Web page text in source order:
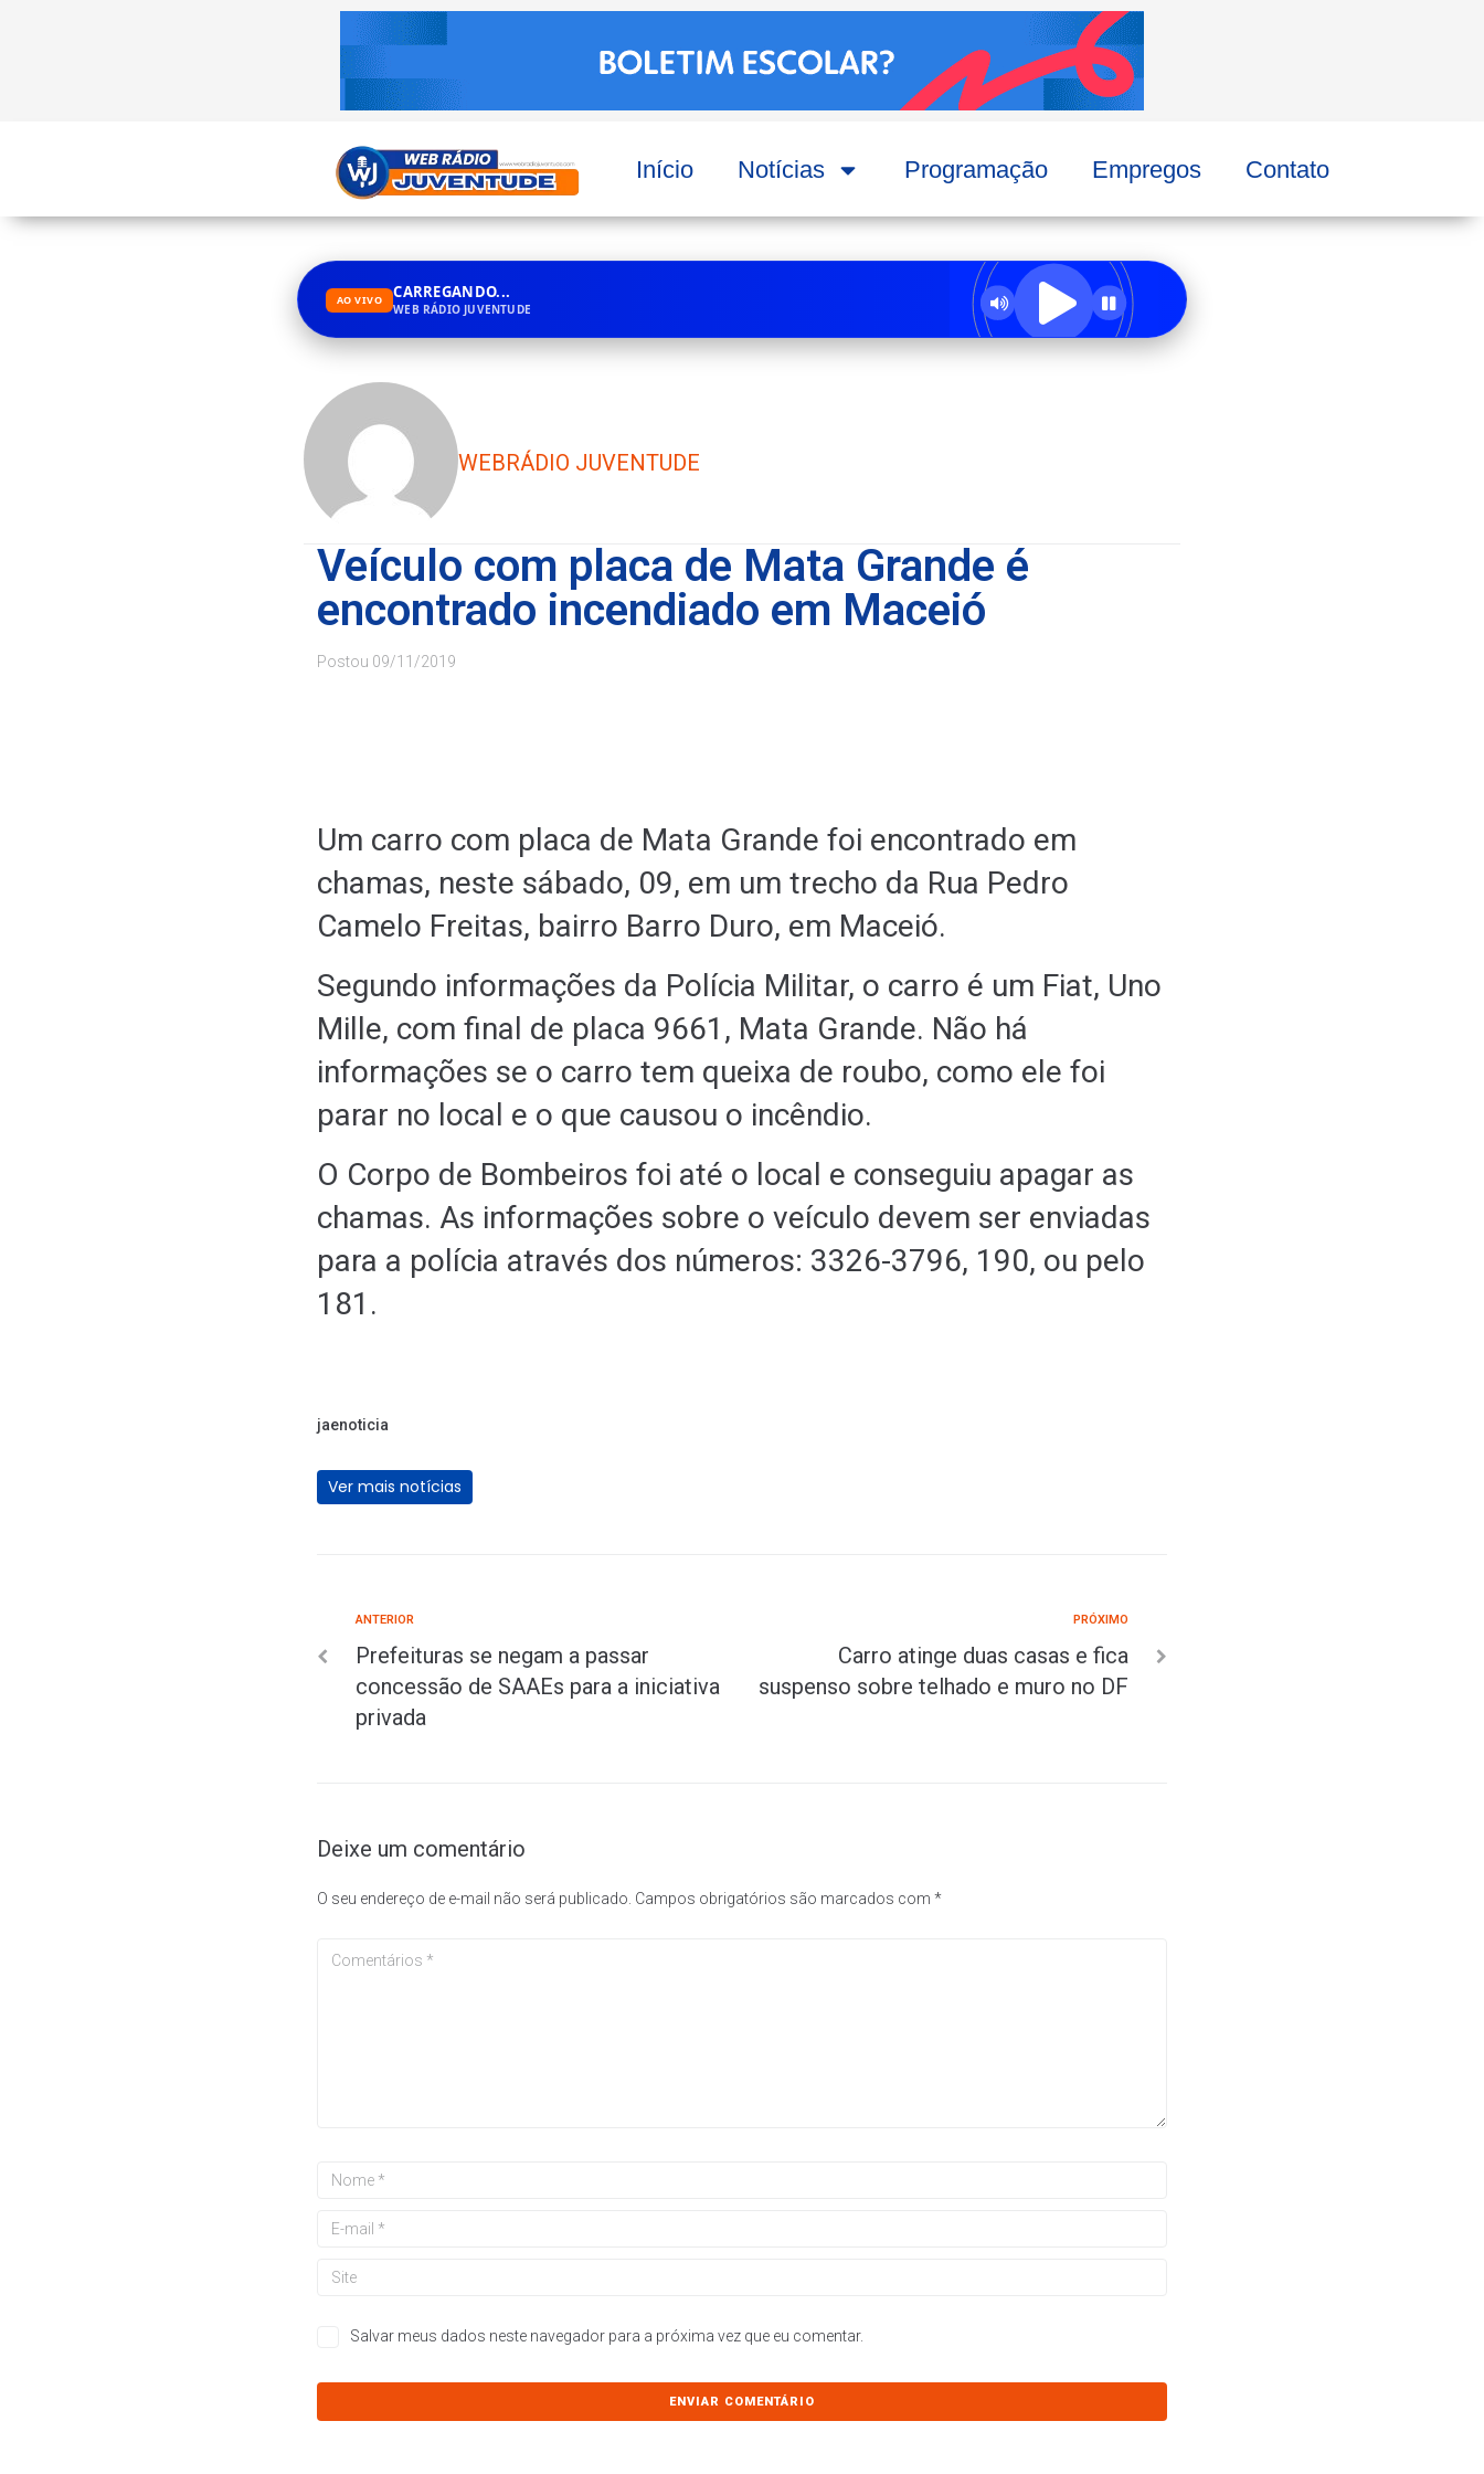
Início Notícias Programação Empregos Contato
AO VIVO CARREGANDO...
WEB RÁDIO JUVENTUDE
WEBRÁDIO JUVENTUDE
Veículo com placa de Mata Grande é
encontrado incendiado em Maceió
Postou 09/11/2019
Um carro com placa de Mata Grande foi encontrado em
chamas, neste sábado, 09, em um trecho da Rua Pedro
Camelo Freitas, bairro Barro Duro, em Maceió.
Segundo informações da Polícia Militar, o carro é um Fiat, Uno
Mille, com final de placa 9661, Mata Grande. Não há
informações se o carro tem queixa de roubo, como ele foi
parar no local e o que causou o incêndio.
O Corpo de Bombeiros foi até o local e conseguiu apagar as
chamas. As informações sobre o veículo devem ser enviadas
para a polícia através dos números: 3326-3796, 190, ou pelo
181.
jaenoticia
Ver mais notícias
ANTERIOR
Prefeituras se negam a passar
concessão de SAAEs para a iniciativa
privada
PRÓXIMO
Carro atinge duas casas e fica
suspenso sobre telhado e muro no DF
Deixe um comentário
O seu endereço de e-mail não será publicado. Campos obrigatórios são marcados com *
Salvar meus dados neste navegador para a próxima vez que eu comentar.